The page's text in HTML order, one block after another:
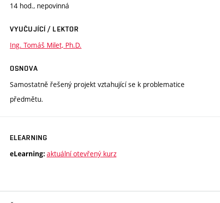
14 hod., nepovinná
VYUČUJÍCÍ / LEKTOR
Ing. Tomáš Milet, Ph.D.
OSNOVA
Samostatně řešený projekt vztahující se k problematice
předmětu.
ELEARNING
eLearning: aktuální otevřený kurz